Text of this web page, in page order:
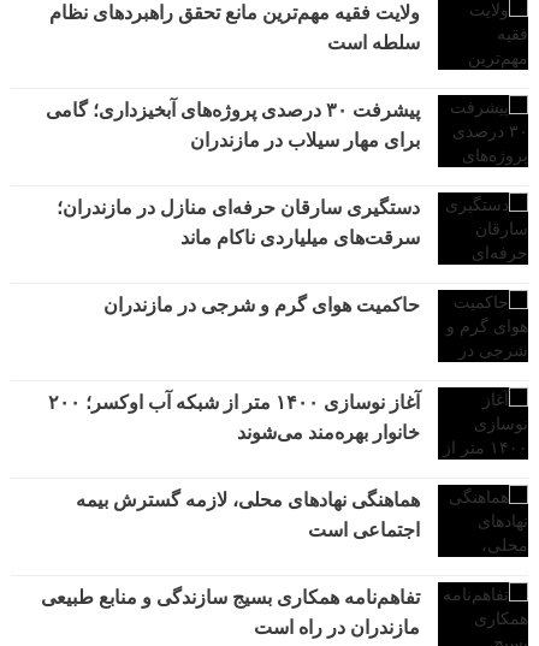
ولایت فقیه مهم‌ترین مانع تحقق راهبردهای نظام
سلطه است
پیشرفت ۳۰ درصدی پروژه‌های آبخیزداری؛ گامی
برای مهار سیلاب در مازندران
دستگیری سارقان حرفه‌ای منازل در مازندران؛
سرقت‌های میلیاردی ناکام ماند
حاکمیت هوای گرم و شرجی در مازندران
آغاز نوسازی ۱۴۰۰ متر از شبکه آب اوکسر؛ ۲۰۰
خانوار بهره‌مند می‌شوند
هماهنگی نهادهای محلی، لازمه گسترش بیمه
اجتماعی است
تفاهم‌نامه همکاری بسیج سازندگی و منابع طبیعی
مازندران در راه است